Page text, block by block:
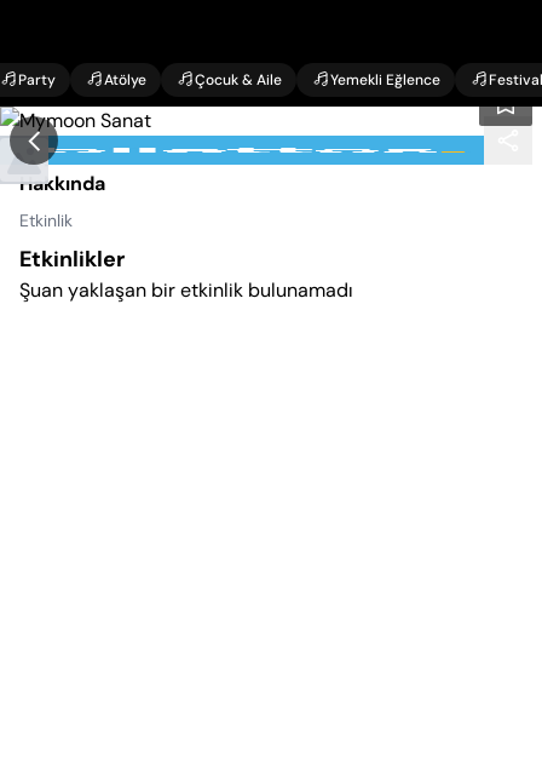
Party Atölye Çocuk & Aile Yemekli Eğlence Festival
Mymoon Sanat
Hakkında
Etkinlik
Etkinlikler
Şuan yaklaşan bir etkinlik bulunamadı